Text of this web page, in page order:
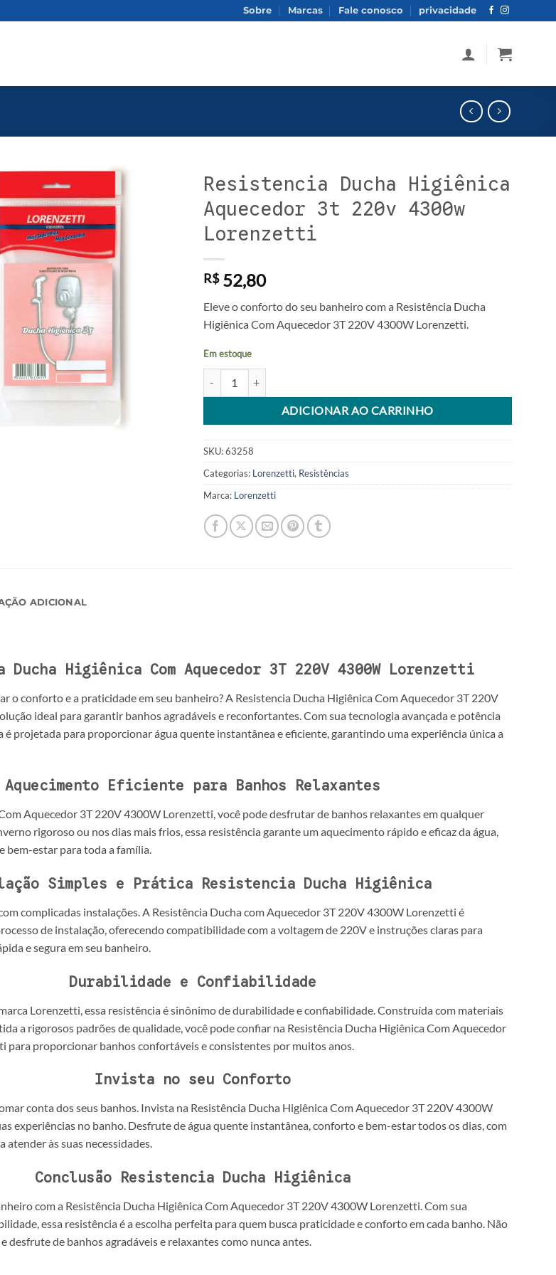
Sobre Marcas Fale conosco privacidade
Resistencia Ducha Higiênica
Aquecedor 3t 220v 4300w
Lorenzetti
R$52,80
Eleve o conforto do seu banheiro com a Resistência Ducha
Higiênica Com Aquecedor 3T 220V 4300W Lorenzetti.
Em estoque
ADICIONAR AO CARRINHO
Alternative:
SKU:63258
Categorias: Lorenzetti, Resistências
Marca: Lorenzetti
ADICIONAL
Ducha Higiênica Com Aquecedor 3T 220V 4300W Lorenzetti
o conforto e a praticidade em seu banheiro? A Resistencia Ducha Higiênica Com Aquecedor 3T 220V
ideal para garantir banhos agradáveis e reconfortantes. Com sua tecnologia avançada e potência
é projetada para proporcionar água quente instantânea e eficiente, garantindo uma experiência única a
Aquecimento Eficiente para Banhos Relaxantes
Aquecedor 3T 220V 4300W Lorenzetti, você pode desfrutar de banhos relaxantes em qualquer
rigoroso ou nos dias mais frios, essa resistência garante um aquecimento rápido e eficaz da água,
estar para toda a família.
Simples e Prática Resistencia Ducha Higiênica
complicadas instalações. A Resistência Ducha com Aquecedor 3T 220V 4300W Lorenzetti é
de instalação, oferecendo compatibilidade com a voltagem de 220V e instruções claras para
e segura em seu banheiro.
Durabilidade e Confiabilidade
Lorenzetti, essa resistência é sinônimo de durabilidade e confiabilidade. Construída com materiais
a rigorosos padrões de qualidade, você pode confiar na Resistência Ducha Higiênica Com Aquecedor
para proporcionar banhos confortáveis e consistentes por muitos anos.
Invista no seu Conforto
conta dos seus banhos. Invista na Resistência Ducha Higiênica Com Aquecedor 3T 220V 4300W
experiências no banho. Desfrute de água quente instantânea, conforto e bem-estar todos os dias, com
às suas necessidades.
Conclusão Resistencia Ducha Higiênica
com a Resistência Ducha Higiênica Com Aquecedor 3T 220V 4300W Lorenzetti. Com sua
essa resistência é a escolha perfeita para quem busca praticidade e conforto em cada banho. Não
desfrute de banhos agradáveis e relaxantes como nunca antes.